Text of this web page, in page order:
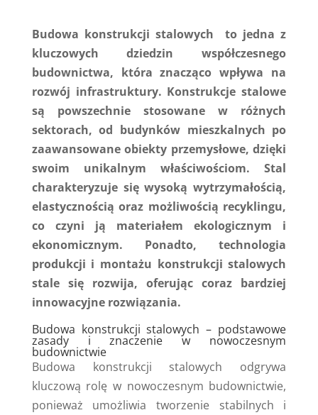
Budowa konstrukcji stalowych to jedna z
kluczowych dziedzin współczesnego
budownictwa, która znacząco wpływa na
rozwój infrastruktury. Konstrukcje stalowe
są powszechnie stosowane w różnych
sektorach, od budynków mieszkalnych po
zaawansowane obiekty przemysłowe, dzięki
swoim unikalnym właściwościom. Stal
charakteryzuje się wysoką wytrzymałością,
elastycznością oraz możliwością recyklingu,
co czyni ją materiałem ekologicznym i
ekonomicznym. Ponadto, technologia
produkcji i montażu konstrukcji stalowych
stale się rozwija, oferując coraz bardziej
innowacyjne rozwiązania.
Budowa konstrukcji stalowych – podstawowe
zasady i znaczenie w nowoczesnym
budownictwie
Budowa konstrukcji stalowych odgrywa
kluczową rolę w nowoczesnym budownictwie,
ponieważ umożliwia tworzenie stabilnych i